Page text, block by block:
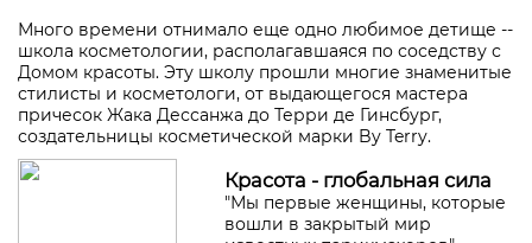
Много времени отнимало еще одно любимое детище --
школа косметологии, располагавшаяся по соседству с
Домом красоты. Эту школу прошли многие знаменитые
стилисты и косметологи, от выдающегося мастера
причесок Жака Дессанжа до Терри де Гинсбург,
создательницы косметической марки By Terry.
Красота - глобальная сила
"Мы первые женщины, которые
вошли в закрытый мир